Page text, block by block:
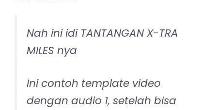
Nah ini idi TANTANGAN X-TRA
MILES nya
Ini contoh template video
dengan audio 1, setelah bisa